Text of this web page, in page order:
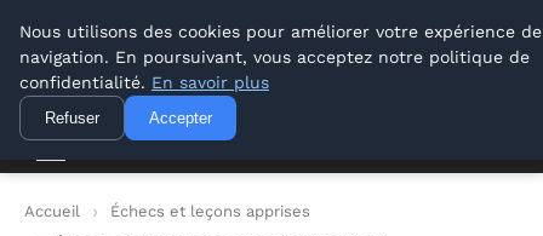
Lyon Photos
Lyon Photos
Accueil
Échecs et leçons apprises
Nous utilisons des cookies pour améliorer votre expérience de
navigation. En poursuivant, vous acceptez notre politique de
confidentialité. En savoir plus
Refuser Accepter